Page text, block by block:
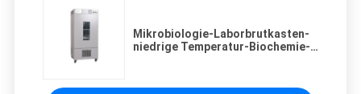
Mikrobiologie-Laborbrutkasten-
niedrige Temperatur-Biochemie-